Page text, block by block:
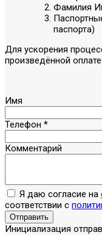
Фамилия
паспорта)
Для ускорения
произведённой
Имя
Телефон *
Комментарий
Я даю согласие на
соответствии с
Отправить
Инициализация